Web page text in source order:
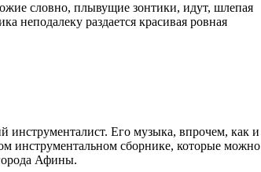
словно, плывущие зонтики, идут, шлепая
неподалеку раздается красивая ровная
инструменталист. Его музыка, впрочем, как и
инструментальном сборнике, которые можно
Афины.